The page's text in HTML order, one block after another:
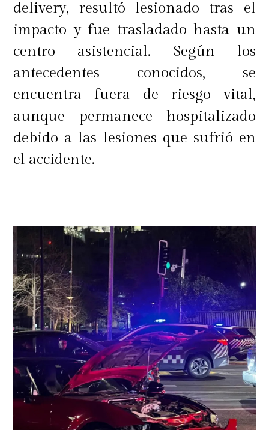
delivery, resultó lesionado tras el
impacto y fue trasladado hasta un
centro asistencial. Según los
antecedentes conocidos, se
encuentra fuera de riesgo vital,
aunque permanece hospitalizado
debido a las lesiones que sufrió en
el accidente.